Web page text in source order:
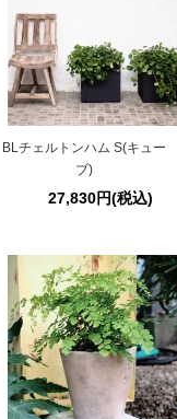
BLチェルトンハム S(キュー
ブ)
27,830円(税込)